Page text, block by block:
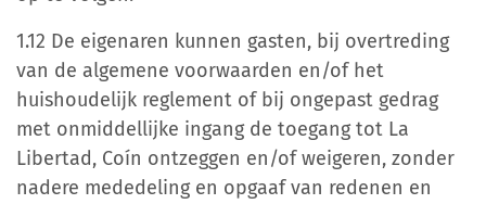
1.12 De eigenaren kunnen gasten, bij overtreding
van de algemene voorwaarden en/of het
huishoudelijk reglement of bij ongepast gedrag
met onmiddellijke ingang de toegang tot La
Libertad, Coín ontzeggen en/of weigeren, zonder
nadere mededeling en opgaaf van redenen en